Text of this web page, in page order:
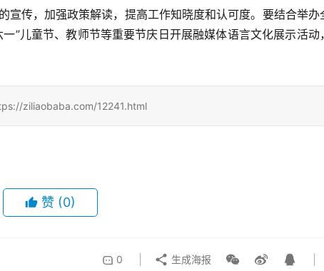
宣传，加强政策解读，提高工作知晓度和认可度。要结合举办
”儿童节、教师节等重要节庆日开展融媒体语言文化展示活动
ziliaobaba.com/12241.html
赞 (0)
0 生成海报